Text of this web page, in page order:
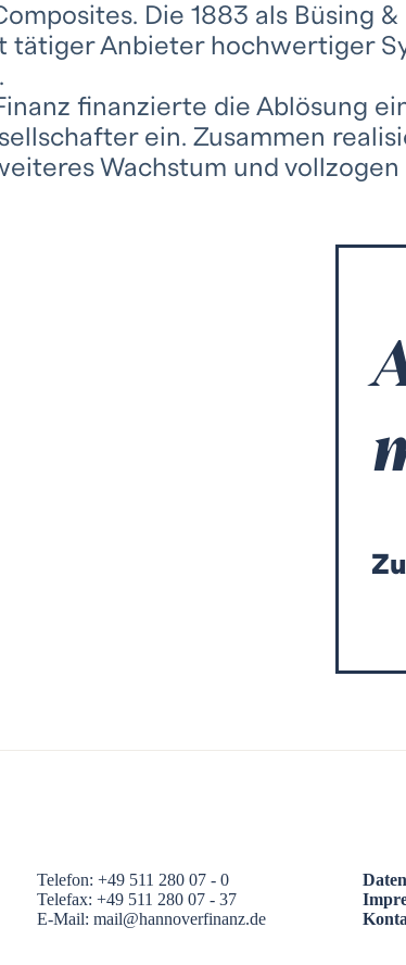
Die 1883 als Büsing
tätiger Anbieter hochwertiger
finanzierte die Ablösung
ein. Zusammen
Wachstum und
Telefon: +49 511 280 07 - 0
Telefax: +49 511 280 07 - 37
E-Mail: mail@hannoverfinanz.de